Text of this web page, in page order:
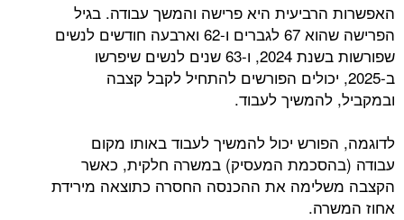
האפשרות הרביעית היא פרישה והמשך עבודה. בגיל
הפרישה שהוא 67 לגברים ו-62 וארבעה חודשים לנשים
שפורשות בשנת 2024, ו-63 שנים לנשים שיפרשו
ב-2025, יכולים הפורשים להתחיל לקבל קצבה
ובמקביל, להמשיך לעבוד.
לדוגמה, הפורש יכול להמשיך לעבוד באותו מקום
עבודה (בהסכמת המעסיק) במשרה חלקית, כאשר
הקצבה משלימה את ההכנסה החסרה כתוצאה מירידת
אחוז המשרה.